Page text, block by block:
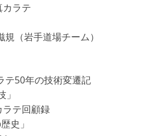
ラテ
（岩手道場チーム）
テ50年の技術変遷記
」
テ回顧録
史」